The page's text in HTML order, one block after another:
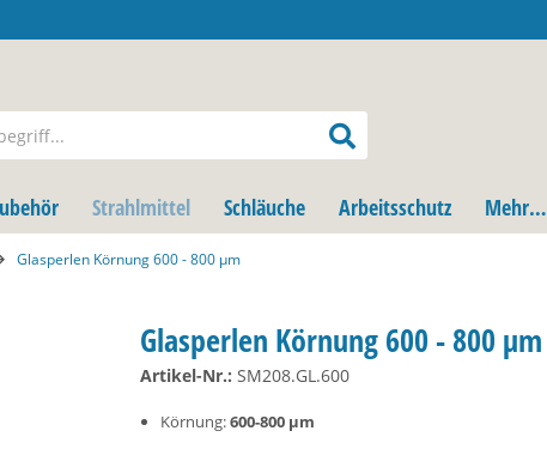
Strahlmittel Schläuche Arbeitsschutz Mehr…
Glasperlen Körnung 600 - 800 µm
Glasperlen Körnung 600 - 800 µm
Artikel-Nr.: SM208.GL.600
Körnung:600-800 µm